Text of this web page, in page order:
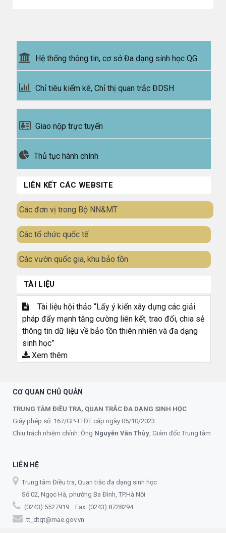
Hệ thống thông tin, cơ sở Đa dạng sinh học QG
Chỉ tiêu kiểm kê, Chỉ thị quan trắc ĐDSH
Giao nộp trực tuyến
Thủ tục hành chính
LIÊN KẾT CÁC WEBSITE
Các đơn vị trong Bộ NN&MT
Các tổ chức quốc tế
Các vườn quốc gia, khu bảo tồn
TÀI LIỆU
Tài liệu hội thảo “Lấy ý kiến xây dựng các giải
pháp đẩy mạnh tăng cường liên kết, trao đổi, chia sẻ
thông tin dữ liệu về bảo tồn thiên nhiên và đa dạng
sinh học”
Xem thêm
CƠ QUAN CHỦ QUẢN
TRUNG TÂM ĐIỀU TRA, QUAN TRẮC ĐA DẠNG SINH HỌC
Giấy phép số: 167/GP-TTĐT cấp ngày 05/10/2023
Chịu trách nhiệm chính: Ông Nguyễn Văn Thùy , Giám đốc Trung tâm
LIÊN HỆ
Trung tâm Điều tra, Quan trắc đa dạng sinh học
Số 02, Ngọc Hà, phường Ba Đình, TP.Hà Nội
(0243) 5527919 Fax: (0243) 8728294
tt_dtqt@mae.gov.vn